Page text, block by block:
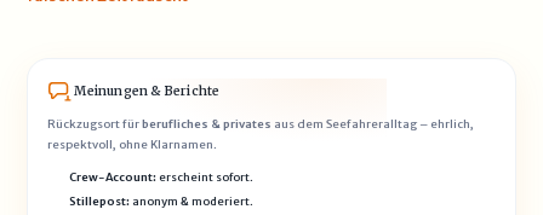
Meinungen & Berichte
Rückzugsort für berufliches & privates aus dem Seefahreralltag – ehrlich,
respektvoll, ohne Klarnamen.
Crew-Account:erscheint sofort.
Stillepost: anonym & moderiert.